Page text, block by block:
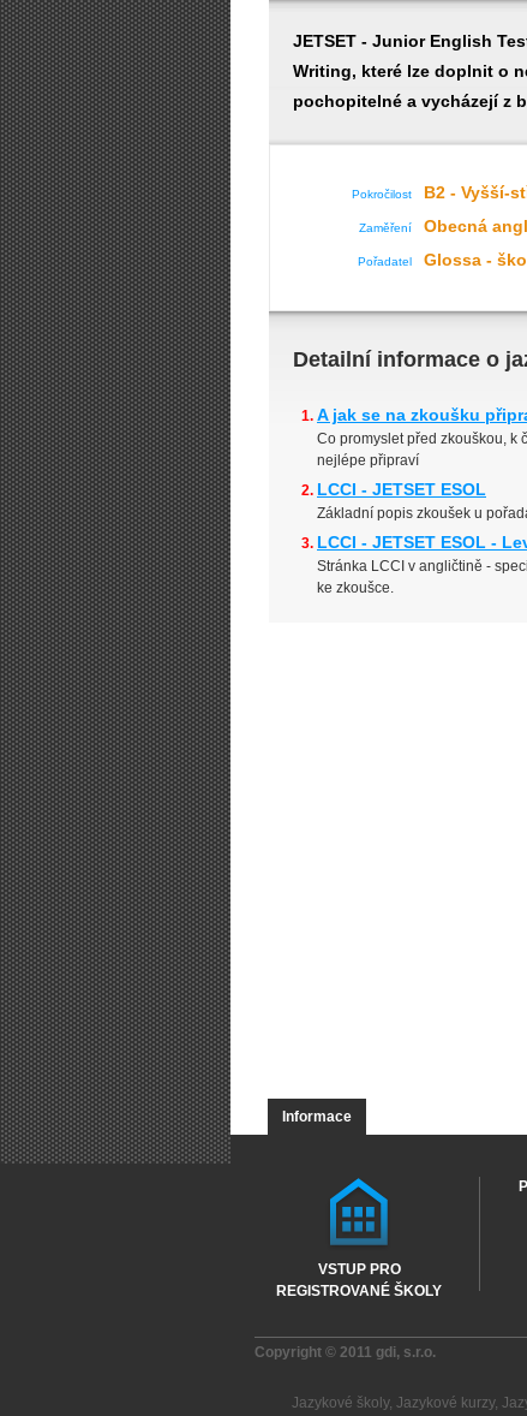
JETSET - Junior English
Writing, které lze doplnit o
pochopitelné a vycházejí z
Pokročilost B2 - Vyšší-
Zaměření Obecná
Pořadatel Glossa -
Detailní informace o
A jak se na zkoušku
Co promyslet před zkouškou, k
nejlépe připraví
LCCI - JETSET ESOL
Základní popis zkoušek u
LCCI - JETSET ESOL -
Stránka LCCI v angličtině -
ke zkoušce.
Informace
VSTUP PRO
REGISTROVANÉ ŠKOLY
Copyright © 2011 gdi, s.r.o.
Jazykové školy, Jazykové kurzy,